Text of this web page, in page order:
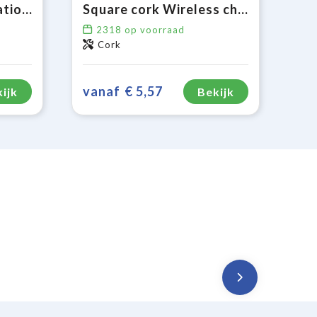
Draadloos oplaadstation bamboe 5W Square cork Wireless charger 5W
2318 op voorraad
Cork
vanaf € 5,57 Bekijk